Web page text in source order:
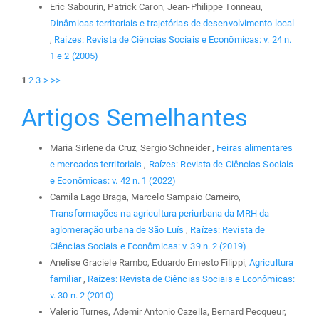
Eric Sabourin, Patrick Caron, Jean-Philippe Tonneau,
Dinâmicas territoriais e trajetórias de desenvolvimento local
, Raízes: Revista de Ciências Sociais e Econômicas: v. 24 n.
1 e 2 (2005)
1 2 3 > >>
Artigos Semelhantes
Maria Sirlene da Cruz, Sergio Schneider , Feiras alimentares
e mercados territoriais , Raízes: Revista de Ciências Sociais
e Econômicas: v. 42 n. 1 (2022)
Camila Lago Braga, Marcelo Sampaio Carneiro,
Transformações na agricultura periurbana da MRH da
aglomeração urbana de São Luís , Raízes: Revista de
Ciências Sociais e Econômicas: v. 39 n. 2 (2019)
Anelise Graciele Rambo, Eduardo Ernesto Filippi, Agricultura
familiar , Raízes: Revista de Ciências Sociais e Econômicas:
v. 30 n. 2 (2010)
Valerio Turnes, Ademir Antonio Cazella, Bernard Pecqueur,